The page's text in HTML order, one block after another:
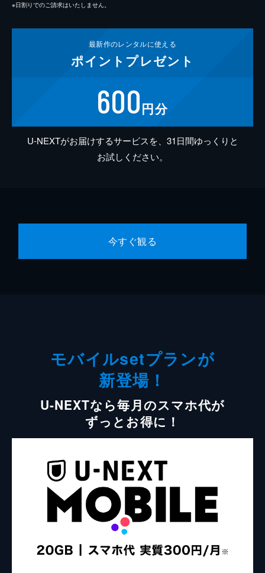
※日割りでのご請求はいたしません。
最新作のレンタルに使える
ポイント プレゼント
600円分
U-NEXTがお届けするサービスを、31日間ゆっくりと
お試しください。
今すぐ観る
モバイルsetプランが
新登場！
U-NEXTなら毎月のスマホ代が
ずっとお得に！